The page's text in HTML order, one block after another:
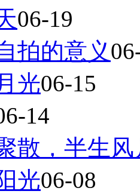
06-19
拍的意义
光06-15
14
散，半生
光06-08